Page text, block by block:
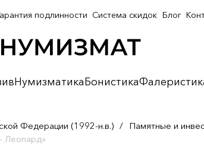
НумизматикаБонистика
подлинности Система скидок Блог
Федерации (1992-н.в.) / Памятные и
Леопард»